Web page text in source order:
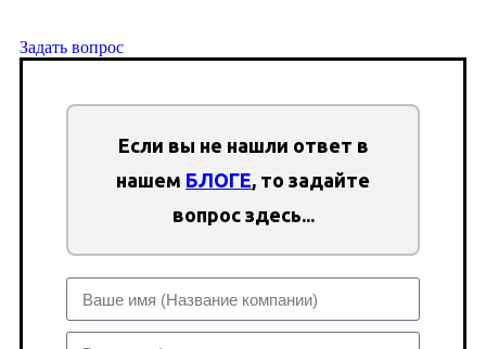
Задать вопрос
Если вы не нашли ответ в
нашем БЛОГЕ, то задайте
вопрос здесь...